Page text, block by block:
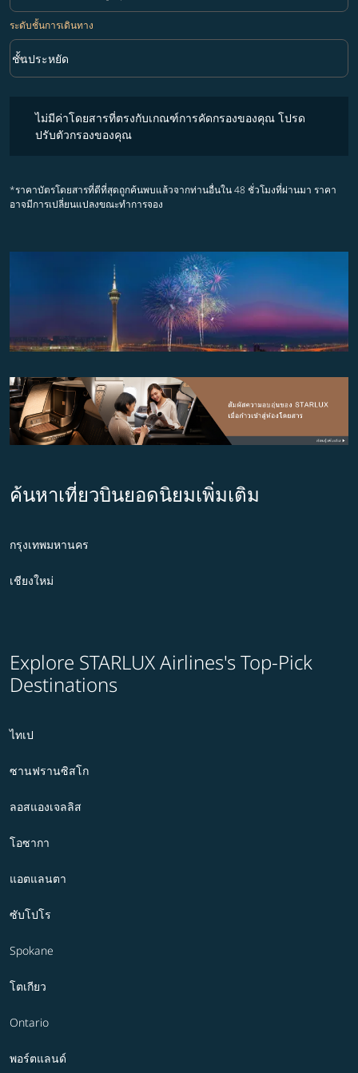
ระดับชั้นการเดินทาง
ระดับชั้นการเดินทาง option ชั้นประหยัด Selected
ชั้นประหยัด
keyboard_arrow_down
ไม่มีค่าโดยสารที่ตรงกับเกณฑ์การคัดกรองของคุณ โปรด
ปรับตัวกรองของคุณ
*ราคาบัตรโดยสารที่ดีที่สุดถูกค้นพบแล้วจากท่านอื่นใน 48 ชั่วโมงที่ผ่านมา ราคา
อาจมีการเปลี่ยนแปลงขณะทำการจอง
ค้นหาเที่ยวบินยอดนิยมเพิ่มเติม
กรุงเทพมหานคร
เชียงใหม่
Explore STARLUX Airlines's Top-Pick
Destinations
ไทเป
ซานฟรานซิสโก
ลอสแองเจลลิส
โอซากา
แอตแลนตา
ซับโปโร
Spokane
โตเกียว
Ontario
พอร์ตแลนด์